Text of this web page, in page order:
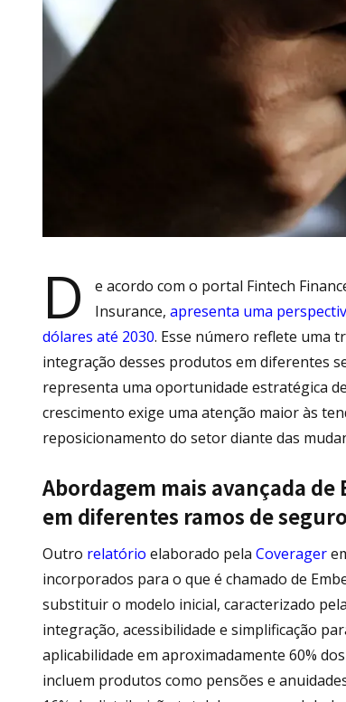
D
e acordo com o portal Fintech
Insurance, apresenta uma
dólares até 2030. Esse número reflete uma
integração desses produtos em diferentes
representa uma oportunidade estratégica
crescimento exige uma atenção maior às
reposicionamento do setor diante das
Abordagem mais avançada
em diferentes ramos de
Outro relatório elaborado pela Coverager
incorporados para o que é chamado de
substituir o modelo inicial, caracterizado
integração, acessibilidade e simplificação
aplicabilidade em aproximadamente 60%
incluem produtos como pensões e